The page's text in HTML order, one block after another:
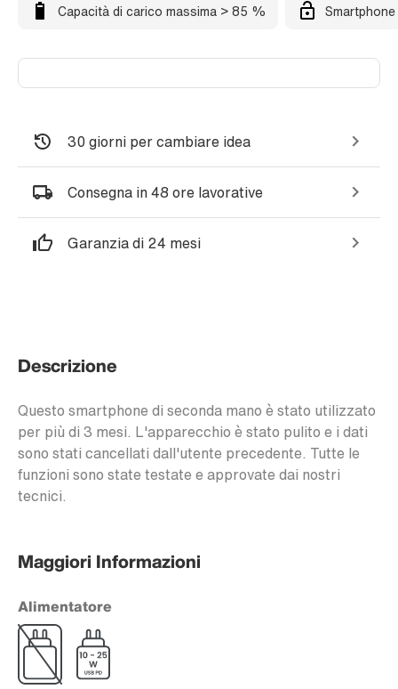
Capacità di carico massima > 85 %
30 giorni per cambiare idea
Consegna in 48 ore lavorative
Garanzia di 24 mesi
Descrizione
Questo smartphone di seconda mano è stato utilizzato
per più di 3 mesi. L'apparecchio è stato pulito e i dati
sono stati cancellati dall'utente precedente. Tutte le
funzioni sono state testate e approvate dai nostri
tecnici.
Maggiori Informazioni
Alimentatore